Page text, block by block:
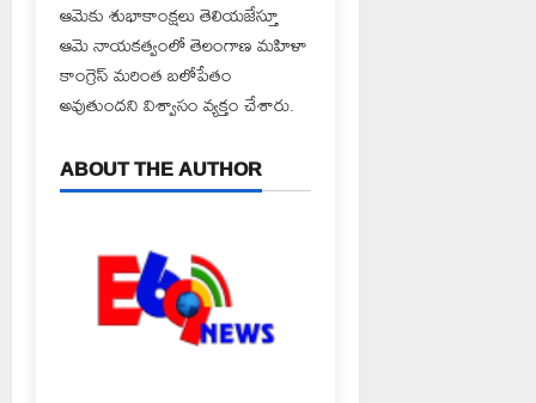
ఆమెకు శుభాకాంక్షలు తెలియజేస్తూ
ఆమె నాయకత్వంలో తెలంగాణ మహిళా
కాంగ్రెస్ మరింత బలోపేతం
అవుతుందని విశ్వాసం వ్యక్తం చేశారు.
ABOUT THE AUTHOR